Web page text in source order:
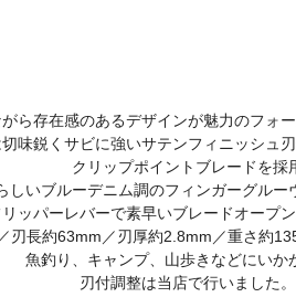
ら存在感のあるデザインが魅力のフォ
味鋭くサビに強いサテンフィニッシュ
クリップポイントブレードを採
しいブルーデニム調のフィンガーグルー
リッパーレバーで素早いブレードオープン
刃長約63mm／刃厚約2.8mm／重さ約
魚釣り、キャンプ、山歩きなどにいか
刃付調整は当店で行いました。